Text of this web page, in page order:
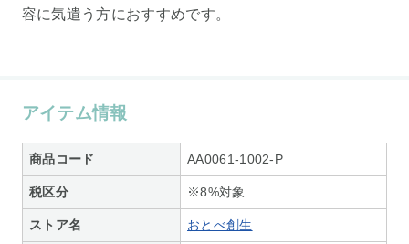
容に気遣う方におすすめです。
アイテム情報
商品コード AA0061-1002-P
税区分 ※8%対象
ストア名 おとべ創生